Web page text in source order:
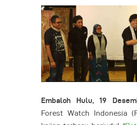
Embaloh Hulu, 19
Forest Watch Indonesia